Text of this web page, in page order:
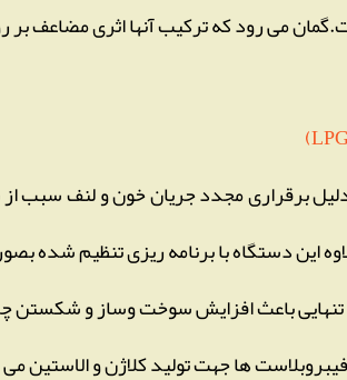
می رود که ترکیب آنها اثری مضاعف
برقراری مجدد جریان خون و لنف سبب
این دستگاه با برنامه ریزی تنظیم
تنهایی باعث افزایش سوخت وساز و شکستن
ها جهت تولید کلاژن و الاستین